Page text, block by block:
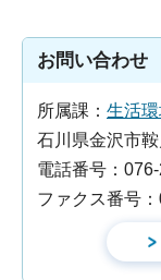
お問い合わせ
所属課： 生活
石川県金沢市
電話番号：
ファクス番号